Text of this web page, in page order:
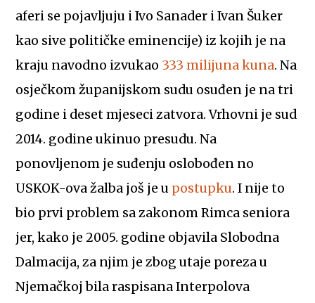
aferi se pojavljuju i Ivo Sanader i Ivan Šuker
kao sive političke eminencije) iz kojih je na
kraju navodno izvukao 333 milijuna kuna. Na
osječkom županijskom sudu osuđen je na tri
godine i deset mjeseci zatvora. Vrhovni je sud
2014. godine ukinuo presudu. Na
ponovljenom je suđenju oslobođen no
USKOK-ova žalba još je u postupku. I nije to
bio prvi problem sa zakonom Rimca seniora
jer, kako je 2005. godine objavila Slobodna
Dalmacija, za njim je zbog utaje poreza u
Njemačkoj bila raspisana Interpolova